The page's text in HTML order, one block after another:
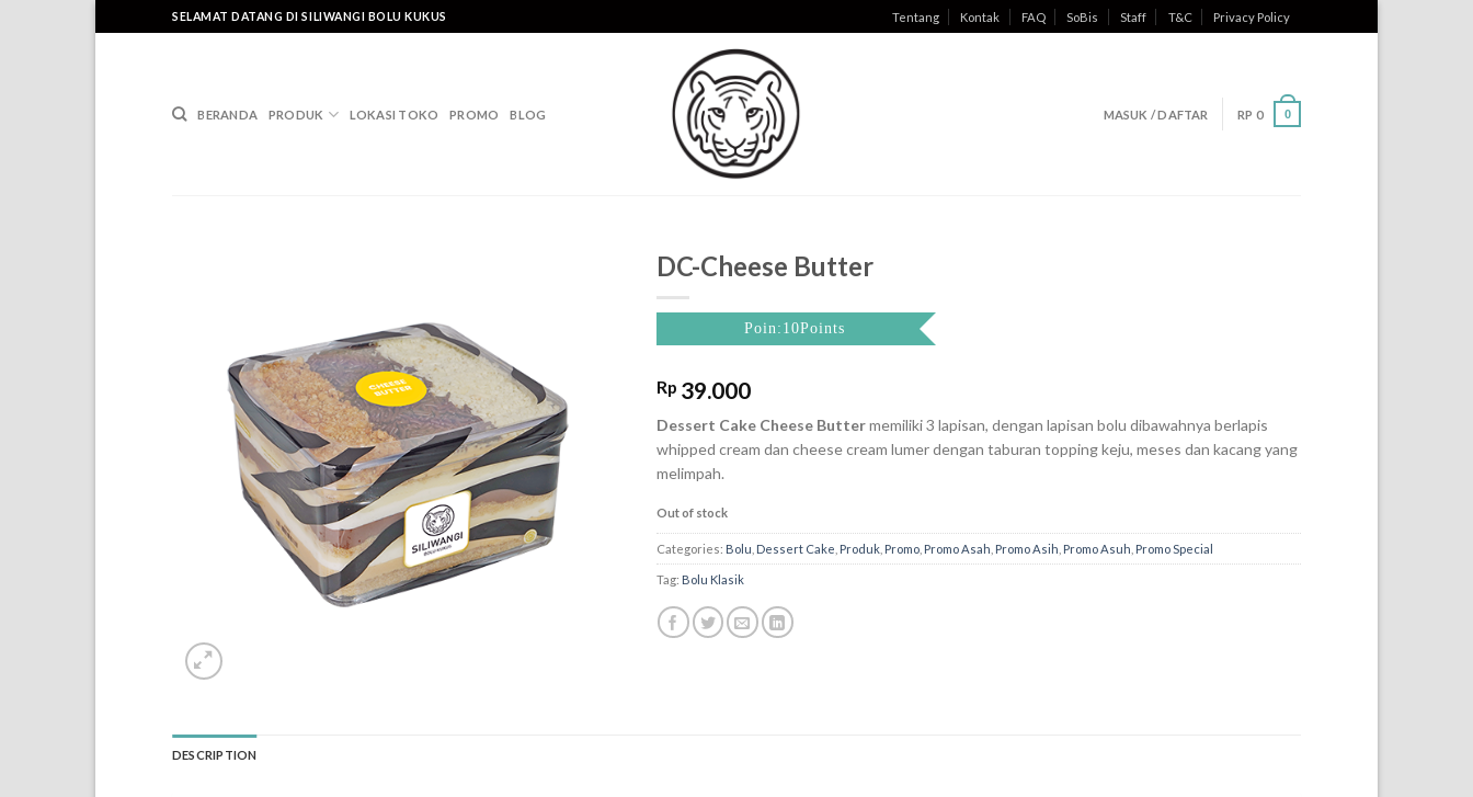
to
SELAMAT DATANG DI SILIWANGI BOLU KUKUS Tentang Kontak FAQ SoBis Staff T&C Privacy Policy
BERANDA PRODUK LOKASI TOKO PROMO BLOG MASUK / DAFTAR RP 0 0
DC-Cheese Butter
Poin:10Points
Rp 39.000
Dessert Cake Cheese Buttermemiliki 3 lapisan, dengan lapisan bolu dibawahnya berlapis
whipped cream dan cheese cream lumer dengan taburan topping keju, meses dan kacang yang
melimpah.
Out of stock
Categories: Bolu Dessert Cake Produk, Promo, Promo Asah Promo Asih Promo Asuh Promo Special
Tag: Bolu Klasik
DESCRIPTION